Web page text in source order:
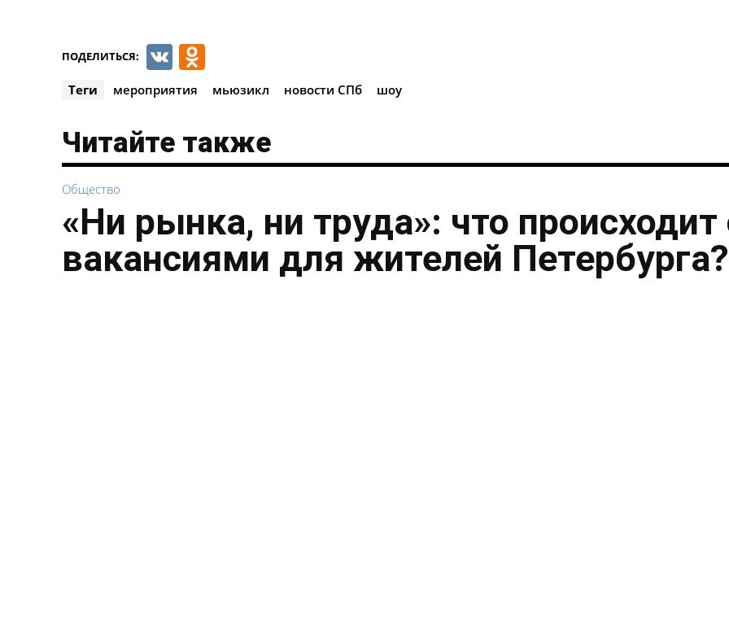
ПОДЕЛИТЬСЯ: VK
Теги мероприятия мьюзикл новости СПб шоу
Читайте также
Общество
«Ни рынка, ни труда»: что происходит
вакансиями для жителей Петербурга?